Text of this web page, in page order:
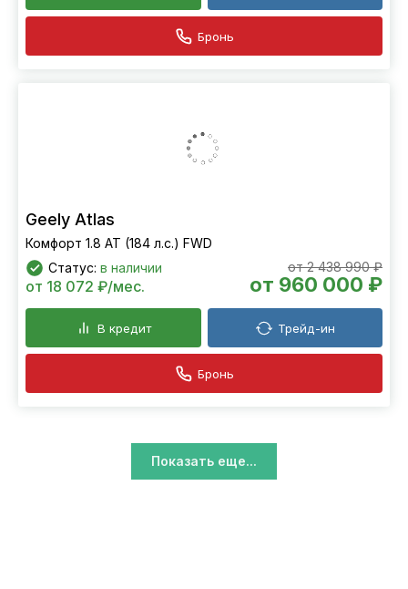
Бронь
Geely Atlas
Комфорт 1.8 AT (184 л.с.) FWD
Статус: в наличии от 2 438 990 ₽
от 960 000 ₽
от 18 072 ₽/мес.
В кредит Трейд-ин
Бронь
Показать еще...